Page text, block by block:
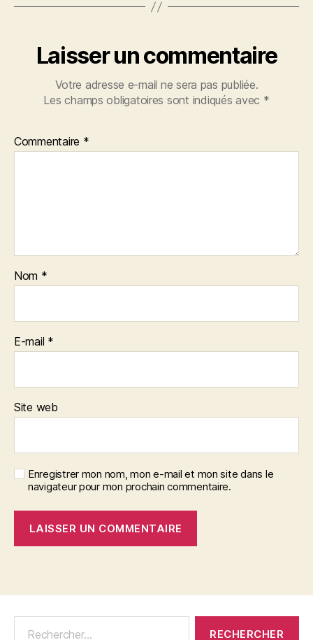
Laisser un commentaire
Votre adresse e-mail ne sera pas publiée.
Les champs obligatoires sont indiqués avec *
Commentaire *
Nom *
E-mail *
Site web
Enregistrer mon nom, mon e-mail et mon site dans le
navigateur pour mon prochain commentaire.